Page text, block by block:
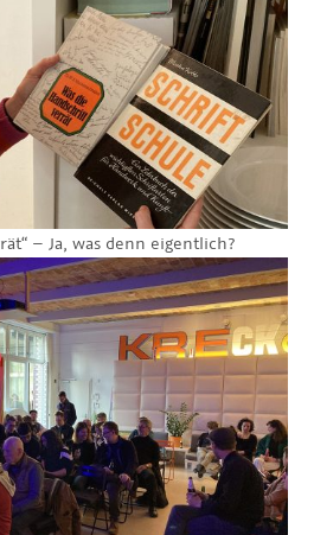
– Ja, was denn eigentlich?